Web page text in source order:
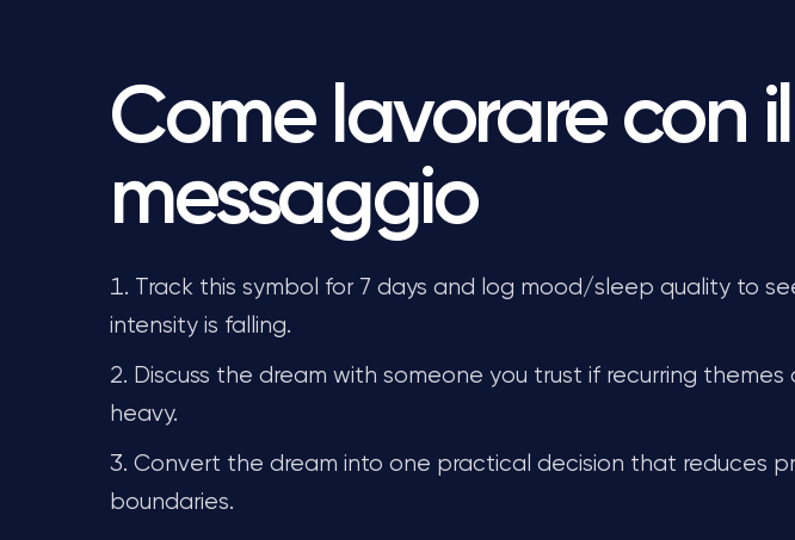
Come lavorare con il
messaggio
Track this symbol for 7 days and log mood/sleep quality to
intensity is falling.
Discuss the dream with someone you trust if recurring themes
heavy.
Convert the dream into one practical decision that reduces
boundaries.